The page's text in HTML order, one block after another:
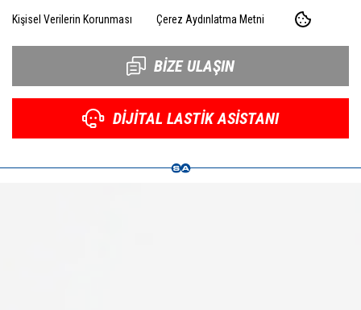
Kişisel Verilerin Korunması Çerez Aydınlatma Metni
BİZE ULAŞIN
DİJİTAL LASTİK ASİSTANI